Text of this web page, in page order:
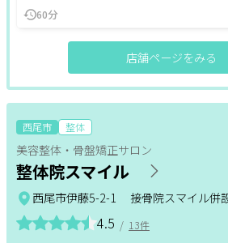
60分
店舗ページをみる
西尾市 整体
美容整体・骨盤矯正サロン
整体院スマイル
4.5 / 13件
西尾市伊藤5-2-1 接骨院スマイル併
キャッシュレスOK
20時以降営業